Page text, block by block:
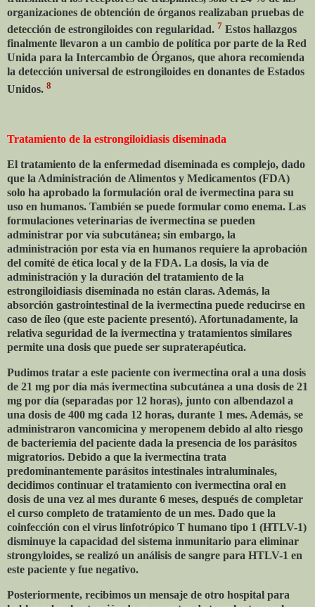
organizaciones de obtención de órganos realizaban pruebas de
detección de estrongiloides con regularidad. 7 Estos hallazgos
finalmente llevaron a un cambio de política por parte de la Red
Unida para la Intercambio de Órganos, que ahora recomienda
la detección universal de estrongiloides en donantes de Estados
Unidos. 8
Tratamiento de la estrongiloidiasis diseminada
El tratamiento de la enfermedad diseminada es complejo, dado
que la Administración de Alimentos y Medicamentos (FDA)
solo ha aprobado la formulación oral de ivermectina para su
uso en humanos. También se puede formular como enema. Las
formulaciones veterinarias de ivermectina se pueden
administrar por vía subcutánea; sin embargo, la
administración por esta vía en humanos requiere la aprobación
del comité de ética local y de la FDA. La dosis, la vía de
administración y la duración del tratamiento de la
estrongiloidiasis diseminada no están claras. Además, la
absorción gastrointestinal de la ivermectina puede reducirse en
caso de íleo (que este paciente presentó). Afortunadamente, la
relativa seguridad de la ivermectina y tratamientos similares
permite una dosis que puede ser supraterapéutica.
Pudimos tratar a este paciente con ivermectina oral a una dosis
de 21 mg por día más ivermectina subcutánea a una dosis de 21
mg por día (separadas por 12 horas), junto con albendazol a
una dosis de 400 mg cada 12 horas, durante 1 mes. Además, se
administraron vancomicina y meropenem debido al alto riesgo
de bacteriemia del paciente dada la presencia de los parásitos
migratorios. Debido a que la ivermectina trata
predominantemente parásitos intestinales intraluminales,
decidimos continuar el tratamiento con ivermectina oral en
dosis de una vez al mes durante 6 meses, después de completar
el curso completo de tratamiento de un mes. Dado que la
coinfección con el virus linfotrópico T humano tipo 1 (HTLV-1)
disminuye la capacidad del sistema inmunitario para eliminar
strongyloides, se realizó un análisis de sangre para HTLV-1 en
este paciente y fue negativo.
Posteriormente, recibimos un mensaje de otro hospital para